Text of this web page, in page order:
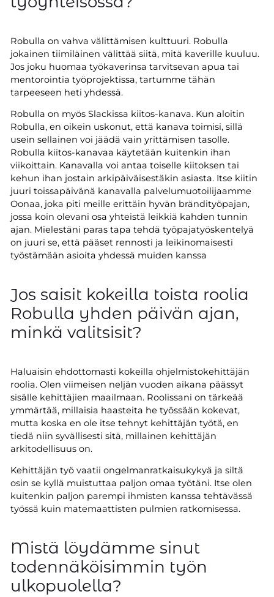
Robulla on vahva välittämisen kulttuuri. Robulla
jokainen tiimiläinen välittää siitä, mitä kaverille kuuluu.
Jos joku huomaa työkaverinsa tarvitsevan apua tai
mentorointia työprojektissa, tartumme tähän
tarpeeseen heti yhdessä.
Robulla on myös Slackissa kiitos-kanava. Kun aloitin
Robulla, en oikein uskonut, että kanava toimisi, sillä
usein sellainen voi jäädä vain yrittämisen tasolle.
Robulla kiitos-kanavaa käytetään kuitenkin ihan
viikoittain. Kanavalla voi antaa toiselle kiitoksen tai
kehun ihan jostain arkipäiväisestäkin asiasta. Itse kiitin
juuri toissapäivänä kanavalla palvelumuotoilijaamme
Oonaa, joka piti meille erittäin hyvän brändityöpajan,
jossa koin olevani osa yhteistä leikkiä kahden tunnin
ajan. Mielestäni paras tapa tehdä työpajatyöskentelyä
on juuri se, että pääset rennosti ja leikinomaisesti
työstämään asioita yhdessä muiden kanssa
Jos saisit kokeilla toista roolia
Robulla yhden päivän ajan,
minkä valitsisit?
Haluaisin ehdottomasti kokeilla ohjelmistokehittäjän
roolia. Olen viimeisen neljän vuoden aikana päässyt
sisälle kehittäjien maailmaan. Roolissani on tärkeää
ymmärtää, millaisia haasteita he työssään kokevat,
mutta koska en ole itse tehnyt kehittäjän työtä, en
tiedä niin syvällisesti sitä, millainen kehittäjän
arkitodellisuus on.
Kehittäjän työ vaatii ongelmanratkaisukykyä ja siltä
osin se kyllä muistuttaa paljon omaa työtäni. Itse olen
kuitenkin paljon parempi ihmisten kanssa tehtävässä
työssä kuin matemaattisten pulmien ratkomisessa.
Mistä löydämme sinut
todennäköisimmin työn
ulkopuolella?